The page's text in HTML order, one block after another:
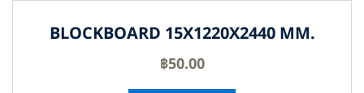
BLOCKBOARD 15X1220X2440 MM.
฿50.00